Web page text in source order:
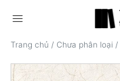
menu
Trang chủ / Chưa phân loại /